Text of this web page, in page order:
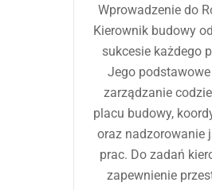
Wprowadzenie do
Kierownik budowy
sukcesie każdego
Jego
zarządzanie
placu budowy,
oraz nadzorowanie
prac. Do zadań
zapewnienie